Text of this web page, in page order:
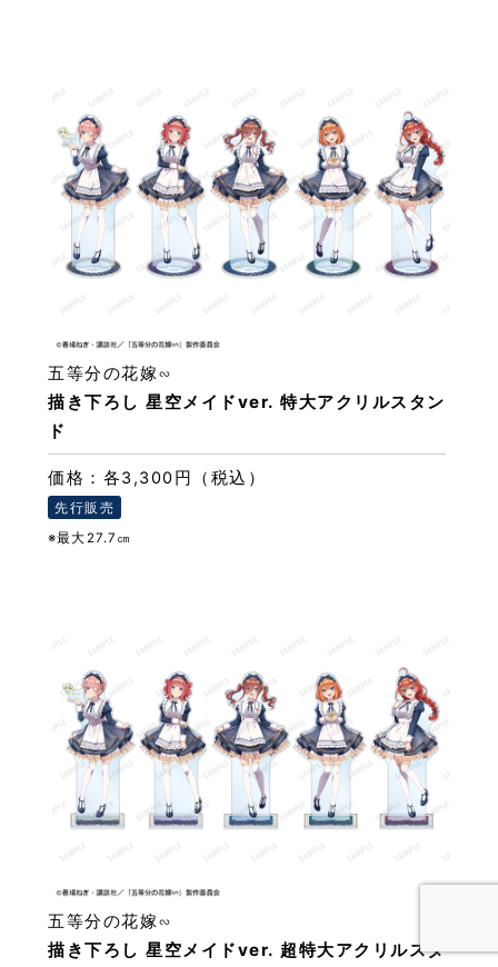
描き下ろし 星空メイドver. 特大アクリルスタン
ド
五等分の花嫁∽
価格：各3,300円（税込）
先行販売
※最大27.7㎝
描き下ろし 星空メイドver. 超特大アクリルスタ
五等分の花嫁∽